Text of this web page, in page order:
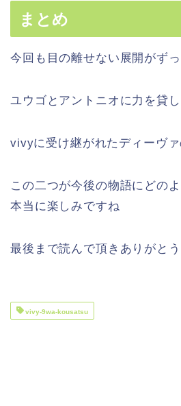
まとめ
今回も目の離せない展開がず
ユウゴとアントニオに力を貸
vivyに受け継がれたディーヴ
この二つが今後の物語にどの
本当に楽しみですね
最後まで読んで頂きありがと
vivy-9wa-kousatsu